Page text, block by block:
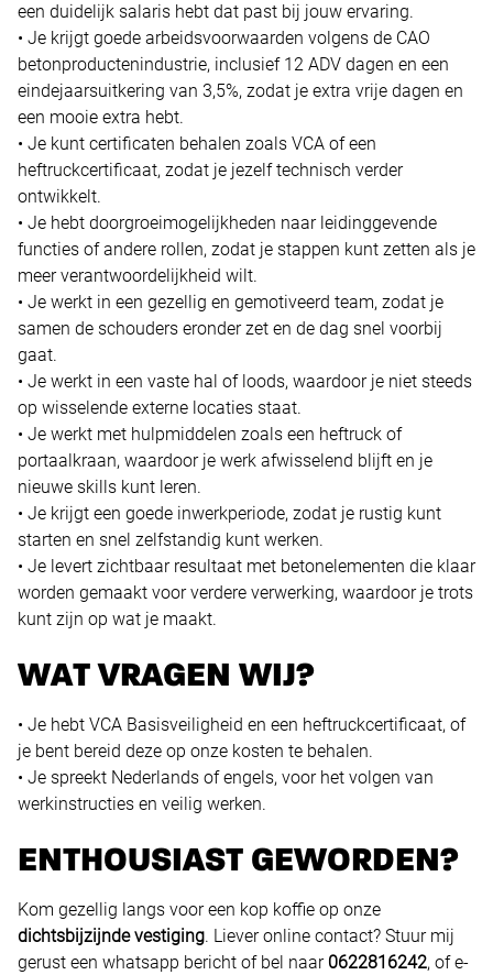
een duidelijk salaris hebt dat past bij jouw ervaring.
• Je krijgt goede arbeidsvoorwaarden volgens de CAO
betonproductenindustrie, inclusief 12 ADV dagen en een
eindejaarsuitkering van 3,5%, zodat je extra vrije dagen en
een mooie extra hebt.
• Je kunt certificaten behalen zoals VCA of een
heftruckcertificaat, zodat je jezelf technisch verder
ontwikkelt.
• Je hebt doorgroeimogelijkheden naar leidinggevende
functies of andere rollen, zodat je stappen kunt zetten als je
meer verantwoordelijkheid wilt.
• Je werkt in een gezellig en gemotiveerd team, zodat je
samen de schouders eronder zet en de dag snel voorbij
gaat.
• Je werkt in een vaste hal of loods, waardoor je niet steeds
op wisselende externe locaties staat.
• Je werkt met hulpmiddelen zoals een heftruck of
portaalkraan, waardoor je werk afwisselend blijft en je
nieuwe skills kunt leren.
• Je krijgt een goede inwerkperiode, zodat je rustig kunt
starten en snel zelfstandig kunt werken.
• Je levert zichtbaar resultaat met betonelementen die klaar
worden gemaakt voor verdere verwerking, waardoor je trots
kunt zijn op wat je maakt.
WAT VRAGEN WIJ?
• Je hebt VCA Basisveiligheid en een heftruckcertificaat, of
je bent bereid deze op onze kosten te behalen.
• Je spreekt Nederlands of engels, voor het volgen van
werkinstructies en veilig werken.
ENTHOUSIAST GEWORDEN?
Kom gezellig langs voor een kop koffie op onze
dichtsbijzijnde vestiging. Liever online contact? Stuur mij
gerust een whatsapp bericht of bel naar 0622816242, of e-